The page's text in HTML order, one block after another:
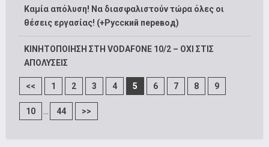
Καμία απόλυση! Να διασφαλιστούν τώρα όλες οι
θέσεις εργασίας! (+Русский перевод)
ΚΙΝΗΤΟΠΟΙΗΣΗ ΣΤΗ VODAFONE 10/2 – ΟΧΙ ΣΤΙΣ
ΑΠΟΛΥΣΕΙΣ
<< 1 2 3 4 5 6 7 8 9
10 ... 44 >>